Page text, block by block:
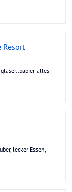
Resort
alles
lecker Essen,